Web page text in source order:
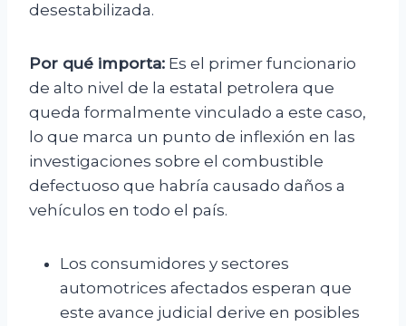
desestabilizada.
Por qué importa: Es el primer funcionario
de alto nivel de la estatal petrolera que
queda formalmente vinculado a este caso,
lo que marca un punto de inflexión en las
investigaciones sobre el combustible
defectuoso que habría causado daños a
vehículos en todo el país.
Los consumidores y sectores
automotrices afectados esperan que
este avance judicial derive en posibles